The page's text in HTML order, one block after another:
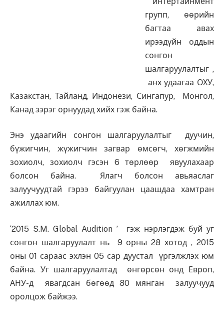
групп, өөрийн
багтаа авах
ирээдүйн оддын
сонгон
шалгаруулалтыг ,
анх удаагаа ОХУ,
Казакстан, Тайланд, Индонези, Сингапур, Монгол,
Канад зэрэг орнуудад хийх гэж байна.
Энэ удаагийн сонгон шалгаруулалтыг дуучин,
бүжигчин, жүжигчин загвар өмсөгч, хөгжмийн
зохиолч, зохиолч гэсэн 6 төрлөөр явуулахаар
болсон байна. Ялагч болсон авьяаслаг
залуучуудтай гэрээ байгуулан цаашдаа хамтран
ажиллах юм.
‘2015 S.M. Global Audition ’ гэж нэрлэгдэж буй уг
сонгон шалгаруулалт нь 9 орны 28 хотод , 2015
оны 01 сараас эхлэн 05 сар дуустал үргэлжлэх юм
байна. Уг шалгаруулалтад өнгөрсөн онд Европ,
АНУ-д явагдсан бөгөөд 80 мянган залуучууд
оролцож байжээ.